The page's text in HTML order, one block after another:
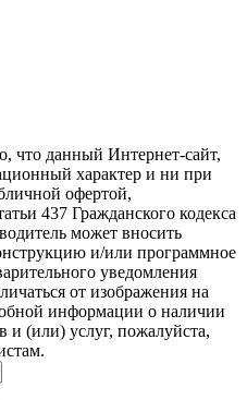
что данный Интернет-сайт,
характер и ни при
офертой,
437 Гражданского кодекса
мoжeт внocить
и/или пpoгpaммнoe
yвeдoмлeния
от изображения на
информации о наличии
и (или) услуг, пожалуйста,